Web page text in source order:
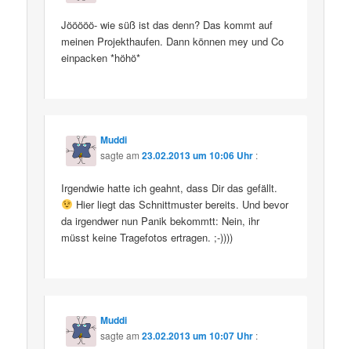
Jööööö- wie süß ist das denn? Das kommt auf
meinen Projekthaufen. Dann können mey und Co
einpacken *höhö*
Muddi
sagte am23.02.2013 um 10:06 Uhr :
Irgendwie hatte ich geahnt, dass Dir das gefällt.
Hier liegt das Schnittmuster bereits. Und bevor
da irgendwer nun Panik bekommtt: Nein, ihr
müsst keine Tragefotos ertragen. ;-))))
Muddi
sagte am23.02.2013 um 10:07 Uhr :